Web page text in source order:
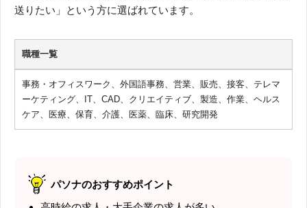
送りたい」という方に選ばれています。
職種一覧
事務・オフィスワーク、外国語事務、営業、販売、接客、テレマ
ーケティング、IT、CAD、クリエイティブ、製造、作業、ヘルス
ケア、医療、保育、介護、医薬、臨床、研究開発
パソナのおすすめポイント